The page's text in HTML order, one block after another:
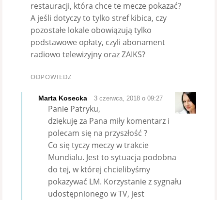
restauracji, która chce te mecze pokazać?
A jeśli dotyczy to tylko stref kibica, czy
pozostałe lokale obowiązują tylko
podstawowe opłaty, czyli abonament
radiowo telewizyjny oraz ZAIKS?
ODPOWIEDZ
Marta Kosecka 3 czerwca, 2018 o 09:27
Panie Patryku,
dziękuję za Pana miły komentarz i
polecam się na przyszłość ?
Co się tyczy meczy w trakcie
Mundialu. Jest to sytuacja podobna
do tej, w której chcielibyśmy
pokazywać LM. Korzystanie z sygnału
udostępnionego w TV, jest